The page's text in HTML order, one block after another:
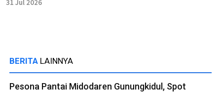
31 Jul 2026
BERITA LAINNYA
Pesona Pantai Midodaren Gunungkidul, Spot